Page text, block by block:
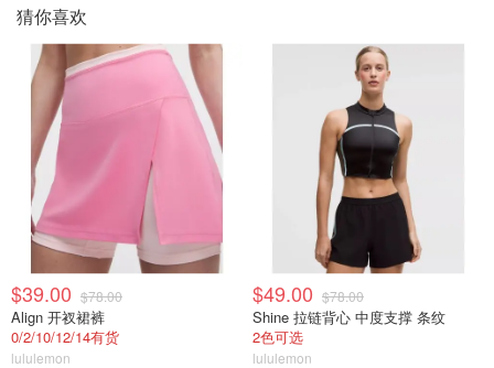
猜你喜欢
$39.00 $78.00
Align 开衩裙裤
0/2/10/12/14有货
lululemon
$49.00 $78.00
Shine 拉链背心 中度支撑 条纹
2色可选
lululemon